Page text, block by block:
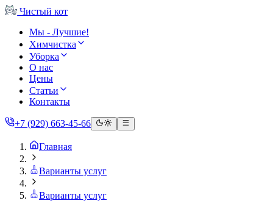
Чистый кот
Мы - Лучшие!
Химчистка
Уборка
О нас
Цены
Статьи
Контакты
+7 (929) 663-45-66
Главная
Варианты услуг
Варианты услуг